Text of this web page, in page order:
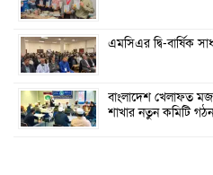
এমসিএর দ্বি-বার্ষিক
বাংলাদেশ খেলাফত
শাখার নতুন কমিটি গঠন